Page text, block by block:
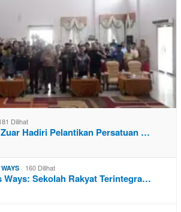
Dilihat
Hadiri Pelantikan Persatuan …
160 Dilihat
Ways: Sekolah Rakyat Terintegra…